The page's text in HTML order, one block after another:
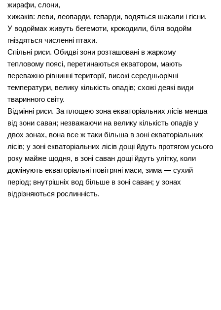
жирафи, слони,
хижаків: леви, леопарди, гепарди, водяться шакали і гієни.
У водоймах живуть бегемоти, крокодили, біля водойм
гніздять­ся численні птахи.
Спільні риси. Обидві зони розташовані в жаркому
тепловому по­ясі, перетинаються екватором, мають
переважно рівнинні те­риторії, високі середньорічні
температури, велику кількість опадів; схожі деякі види
тваринного світу.
Відмінні риси. За площею зона екваторіальних лісів менша
від зони саван; незважаючи на велику кількість опадів у
двох зо­нах, вона все ж таки більша в зоні екваторіальних
лісів; у зоні екваторіальних лісів дощі йдуть протягом усього
року майже щодня, в зоні саван дощі йдуть улітку, коли
домінують еквато­ріальні повітряні маси, зима — сухий
період; внутрішніх вод більше в зоні саван; у зонах
відрізняються рослинність.